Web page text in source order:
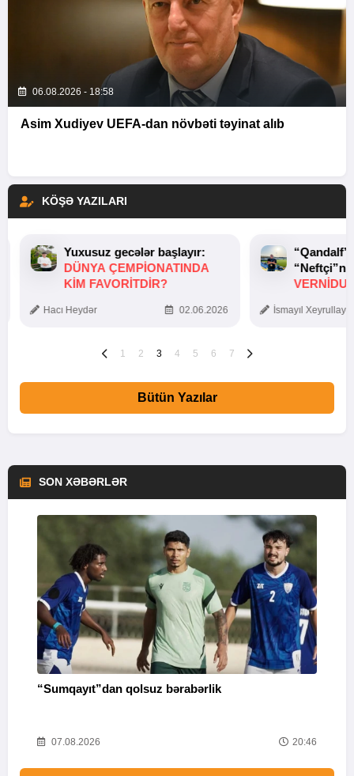
06.08.2026 - 18:58
Asim Xudiyev UEFA-dan növbəti təyinat alıb
KÖŞƏ YAZILARI
Yuxusuz gecələr başlayır:
DÜNYA ÇEMPIONATINDA
KIM FAVORITDIR?
Hacı Heydər 02.06.2026 İsmayıl
1 2 3 4 5 6 7
Bütün Yazılar
SON XƏBƏRLƏR
“Sumqayıt”dan qolsuz bərabərlik
07.08.2026 20:46